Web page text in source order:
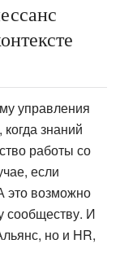
управления
знаний
работы со
если
это возможно
сообществу. И
но и HR,